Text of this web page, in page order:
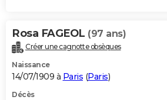
Rosa FAGEOL (97 ans)
Créer une cagnotte obsèques
Naissance
14/07/1909 à Paris (Paris)
Décès